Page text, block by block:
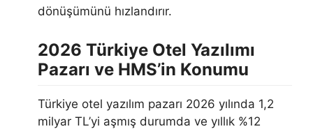
dönüşümünü hızlandırır.
2026 Türkiye Otel Yazılımı
Pazarı ve HMS’in Konumu
Türkiye otel yazılım pazarı 2026 yılında 1,2
milyar TL’yi aşmış durumda ve yıllık %12